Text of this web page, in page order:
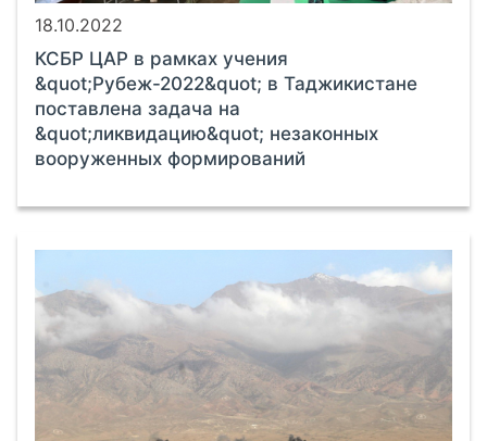
18.10.2022
КСБР ЦАР в рамках учения
&quot;Рубеж-2022&quot; в Таджикистане
поставлена задача на
&quot;ликвидацию&quot; незаконных
вооруженных формирований